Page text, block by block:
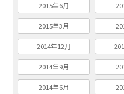
2015年6月
2015年3月
2014年12月
2014年9月
2014年6月